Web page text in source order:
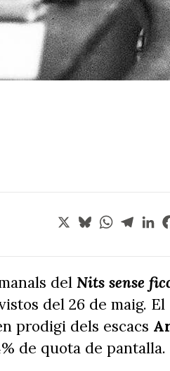
X BlueskyWhatsApp
del Nits sense
del 26 de maig. El
prodigi dels escacs
de quota de pantalla.